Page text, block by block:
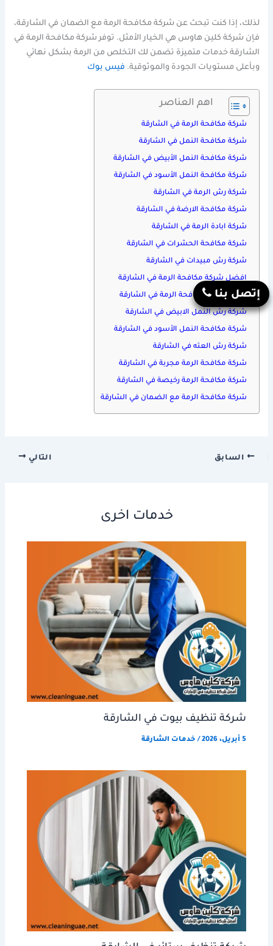
لذلك، إذا كنت تبحث عن شركة مكافحة الرمة مع الضمان في الشارقة،
فإن شركة كلين هاوس هي الخيار الأمثل. توفر شركة مكافحة الرمة في
الشارقة خدمات متميزة تضمن لك التخلص من الرمة بشكل نهائي
وبأعلى مستويات الجودة والموثوقية. فيس بوك
اهم العناصر
شركة مكافحة الرمة في الشارقة
شركة مكافحة النمل في الشارقة
شركة مكافحة النمل الأبيض في الشارقة
شركة مكافحة النمل الأسود في الشارقة
شركة رش الرمة في الشارقة
شركة مكافحة الارضة في الشارقة
شركة ابادة الرمة في الشارقة
شركة مكافحة الحشرات في الشارقة
شركة رش مبيدات في الشارقة
افضل شركة مكافحة الرمة في الشارقة
ارخص شركة مكافحة الرمة في الشارقة
شركة رش النمل الابيض في الشارقة
شركة مكافحة النمل الأسود في الشارقة
شركة رش العته في الشارقة
شركة مكافحة الرمة مجربة في الشارقة
شركة مكافحة الرمة رخيصة في الشارقة
شركة مكافحة الرمة مع الضمان في الشارقة
السابق التالي
خدمات اخرى
شركة تنظيف بيوت في الشارقة
5 أبريل، 2026 / خدمات الشارقة
إتصل بنا